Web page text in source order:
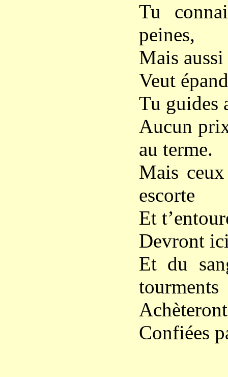
Tu
peines,
Mais
Veut
Tu guides
Aucun
au terme.
Mais
escorte
Et
Devront
Et du
tourments
Confiées